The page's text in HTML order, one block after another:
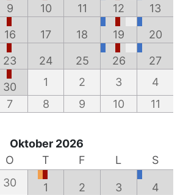
9 10 11 12 13
16 17 18 19 20
23 24 25 26 27
30 1 2 3
4
7 8 9 10 11
Oktober 2026
O T F L
S
30 1 2 3 4